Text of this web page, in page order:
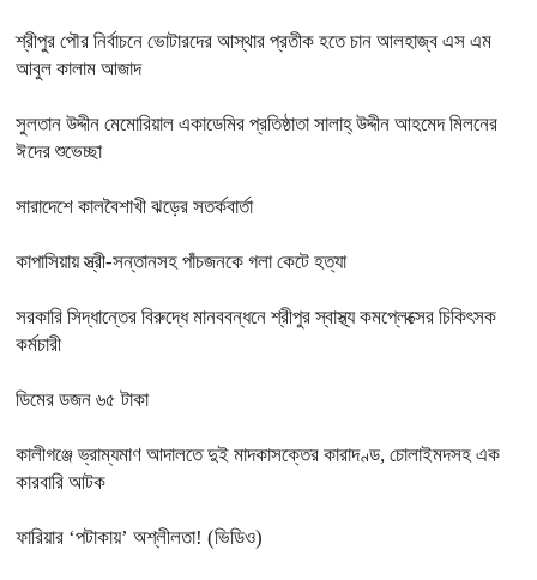
শ্রীপুর পৌর নির্বাচনে ভোটারদের আস্থার প্রতীক হতে চান আলহাজ্ব এস এম
আবুল কালাম আজাদ
সুলতান উদ্দীন মেমোরিয়াল একাডেমির প্রতিষ্ঠাতা সালাহ্ উদ্দীন আহমেদ মিলনের
ঈদের শুভেচ্ছা
সারাদেশে কালবৈশাখী ঝড়ের সতর্কবার্তা
কাপাসিয়ায় স্ত্রী-সন্তানসহ পাঁচজনকে গলা কেটে হত্যা
সরকারি সিদ্ধান্তের বিরুদ্ধে মানববন্ধনে শ্রীপুর স্বাস্থ্য কমপ্লেক্সের চিকিৎসক
কর্মচারী
ডিমের ডজন ৬৫ টাকা
কালীগঞ্জে ভ্রাম্যমাণ আদালতে দুই মাদকাসক্তের কারাদণ্ড, চোলাইমদসহ এক
কারবারি আটক
ফারিয়ার ‘পটাকায়’ অশ্লীলতা! (ভিডিও)